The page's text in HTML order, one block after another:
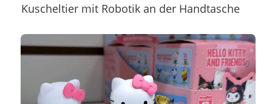
Kuscheltier mit Robotik an der Handtasche